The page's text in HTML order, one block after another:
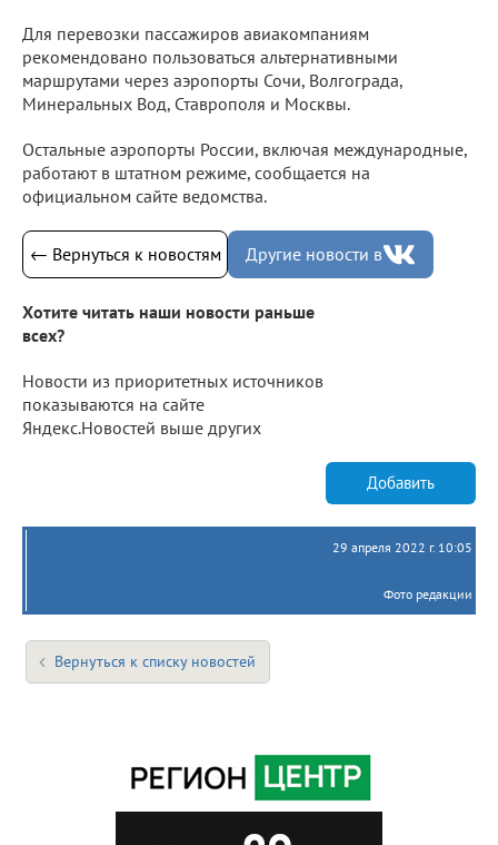
Для перевозки пассажиров авиакомпаниям
рекомендовано пользоваться альтернативными
маршрутами через аэропорты Сочи, Волгограда,
Минеральных Вод, Ставрополя и Москвы.
Остальные аэропорты России, включая международные,
работают в штатном режиме, сообщается на
официальном сайте ведомства.
← Вернуться к новостям Другие новости в
Хотите читать наши новости раньше
всех?
Новости из приоритетных источников
показываются на сайте
Яндекс.Новостей выше других
Добавить
29 апреля 2022 г. 10:05
Фото редакции
Вернуться к списку новостей